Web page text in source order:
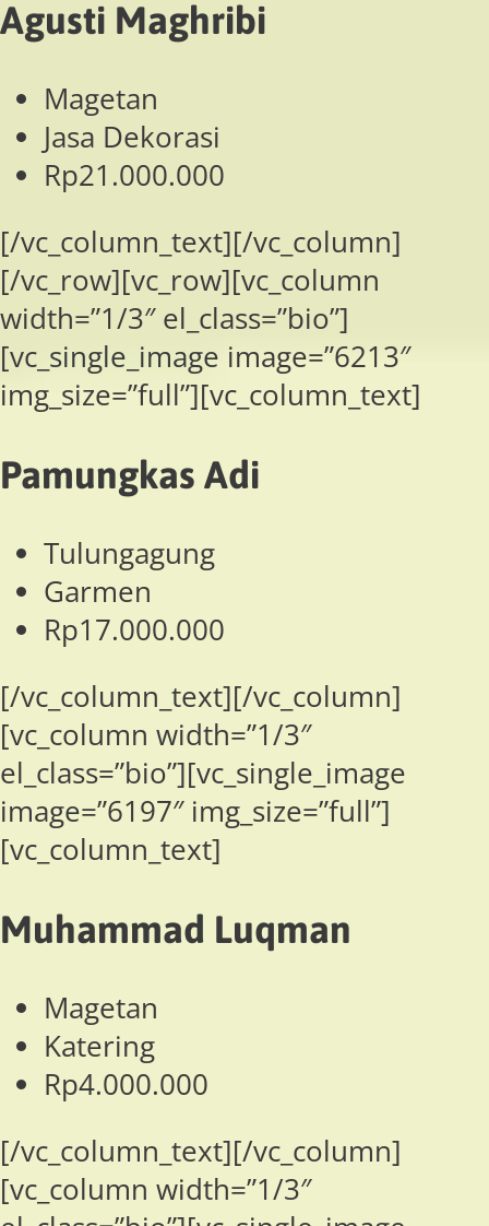
Agusti Maghribi
Magetan
Jasa Dekorasi
Rp21.000.000
[/vc_column_text][/vc_column]
[/vc_row][vc_row][vc_column
width=”1/3″ el_class=”bio”]
[vc_single_image image=”6213″
img_size=”full”][vc_column_text]
Pamungkas Adi
Tulungagung
Garmen
Rp17.000.000
[/vc_column_text][/vc_column]
[vc_column width=”1/3″
el_class=”bio”][vc_single_image
image=”6197″ img_size=”full”]
[vc_column_text]
Muhammad Luqman
Magetan
Katering
Rp4.000.000
[/vc_column_text][/vc_column]
[vc_column width=”1/3″